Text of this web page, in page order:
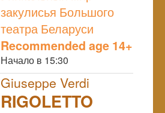
закулисья Большого
театра Беларуси
Recommended age 14+
Начало в 15:30
Giuseppe Verdi
RIGOLETTO